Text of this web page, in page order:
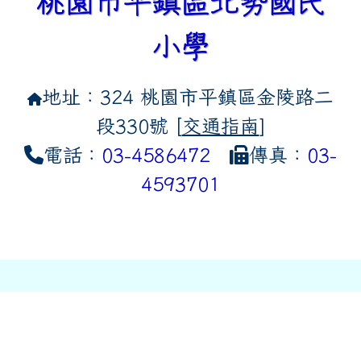
小學
地址：324 桃園市平鎮區金陵路二
段330號 [交通指南]
電話： 03-4586472 傳真： 03-
4593701